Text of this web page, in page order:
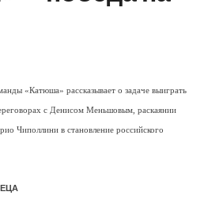
«Катюша» рассказывает о задаче выиграть
с Денисом Меньшовым, раскаянии
Чиполлини в становление российского